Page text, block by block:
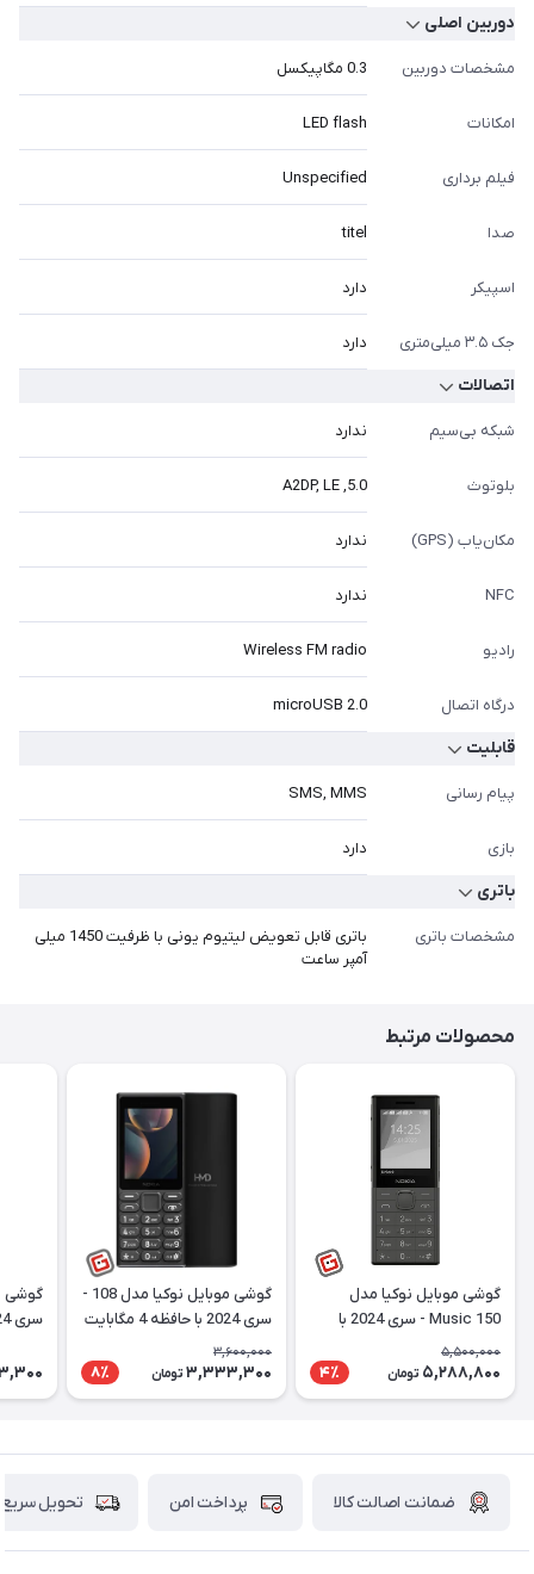
دوربین اصلی
مشخصات دوربین 0.3 مگاپیکسل
امکانات LED flash
فیلم برداری Unspecified
صدا titel
اسپیکر دارد
جک ۳.۵ میلی‌متری دارد
اتصالات
شبکه بی‌سیم ندارد
بلوتوث 5.0, A2DP, LE
مکان‌یاب (GPS) ندارد
NFC ندارد
رادیو Wireless FM radio
درگاه اتصال microUSB 2.0
قابلیت
پیام رسانی SMS, MMS
بازی دارد
باتری
مشخصات باتری
باتری قابل تعویض لیتیوم یونی با ظرفیت 1450 میلی
آمپر ساعت
محصولات مرتبط
گوشی موبایل نوکیا مدل
Music 150 - سری 2024 با
حافظه 8 مگابایت |
ریجسترشده
5,500,000
5,288,800 تومان 4٪
گوشی موبایل نوکیا مدل 108 -
سری 2024 با حافظه 4 مگابایت
| ریجسترشده
3,600,000
3,333,300 تومان 8٪
ضمانت اصالت کالا پرداخت امن تحویل سریع